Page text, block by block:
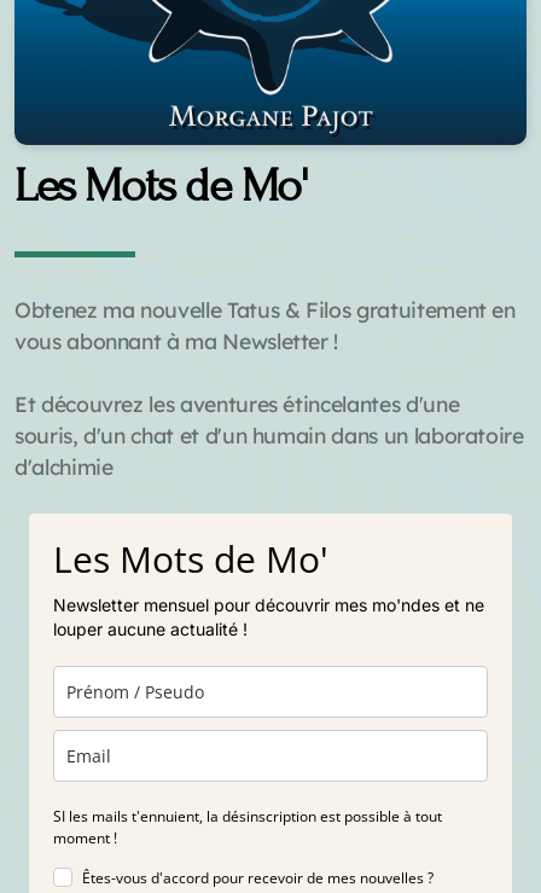
Les Mots de Mo'
Obtenez ma nouvelle Tatus & Filos gratuitement en
vous abonnant à ma Newsletter !
Et découvrez les aventures étincelantes d'une
souris, d'un chat et d'un humain dans un laboratoire
d'alchimie
Les Mots de Mo'
Newsletter mensuel pour découvrir mes mo'ndes et ne
louper aucune actualité !
SI les mails t'ennuient, la désinscription est possible à tout
moment !
Êtes-vous d'accord pour recevoir de mes nouvelles ?